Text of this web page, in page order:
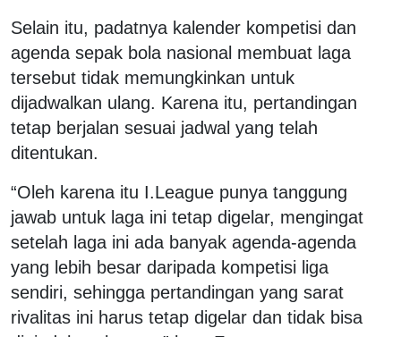
Selain itu, padatnya kalender kompetisi dan
agenda sepak bola nasional membuat laga
tersebut tidak memungkinkan untuk
dijadwalkan ulang. Karena itu, pertandingan
tetap berjalan sesuai jadwal yang telah
ditentukan.
“Oleh karena itu I.League punya tanggung
jawab untuk laga ini tetap digelar, mengingat
setelah laga ini ada banyak agenda-agenda
yang lebih besar daripada kompetisi liga
sendiri, sehingga pertandingan yang sarat
rivalitas ini harus tetap digelar dan tidak bisa